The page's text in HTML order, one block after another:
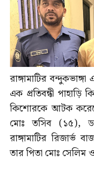
রাঙ্গামাটির
এক প্রতিবন্ধী
কিশোরকে আটক
মোঃ তসিব (১৫),
রাঙ্গামাটির রিজার্ভ
তার পিতা মোঃ সেলিম